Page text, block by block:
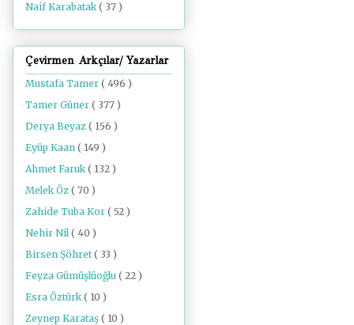
Naif Karabatak( 37 )
Çevirmen Arkçılar/ Yazarlar
Mustafa Tamer ( 496 )
Tamer Güner ( 377 )
Derya Beyaz ( 156 )
Eyüp Kaan ( 149 )
Ahmet Faruk ( 132 )
Melek Öz ( 70 )
Zahide Tuba Kor ( 52 )
Nehir Nil ( 40 )
Birsen Şöhret ( 33 )
Feyza Gümüşlüoğlu ( 22 )
Esra Öztürk ( 10 )
Zeynep Karataş ( 10 )